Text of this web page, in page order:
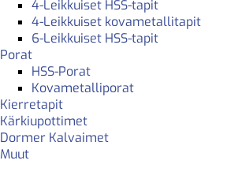
4-Leikkuiset HSS-tapit
4-Leikkuiset kovametallitapit
6-Leikkuiset HSS-tapit
Porat
HSS-Porat
Kovametalliporat
Kierretapit
Kärkiupottimet
Dormer Kalvaimet
Muut